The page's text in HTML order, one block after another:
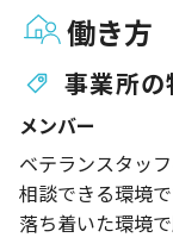
働き方
事業所の
メンバー
ベテランスタッ
相談できる環境で
落ち着いた環境